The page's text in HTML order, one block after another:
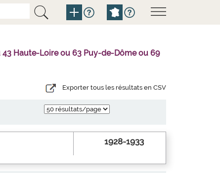
43 Haute-Loire ou 63 Puy-de-Dôme ou 69
Exporter tous les résultats en CSV
1928-1933